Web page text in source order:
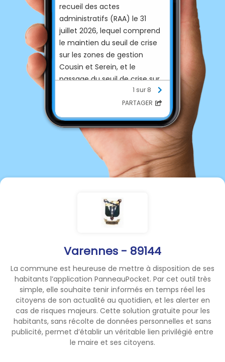
Varennes - 89144
La commune est heureuse de mettre à disposition de ses
habitants l’application PanneauPocket. Par cet outil très
simple, elle souhaite tenir informés en temps réel les
citoyens de son actualité au quotidien, et les alerter en
cas de risques majeurs. Cette solution gratuite pour les
habitants, sans récolte de données personnelles et sans
publicité, permet d’établir un véritable lien privilégié entre
le maire et ses citoyens.
recueil des actes
administratifs (RAA) le 31
juillet 2026, lequel comprend
le maintien du seuil de crise
sur les zones de gestion
Cousin et Serein, et le
passage du seuil de crise sur
Armançon aval, Tholon,
Vanne et Cure, qui
concernent votre commune.
1 sur 8
PARTAGER